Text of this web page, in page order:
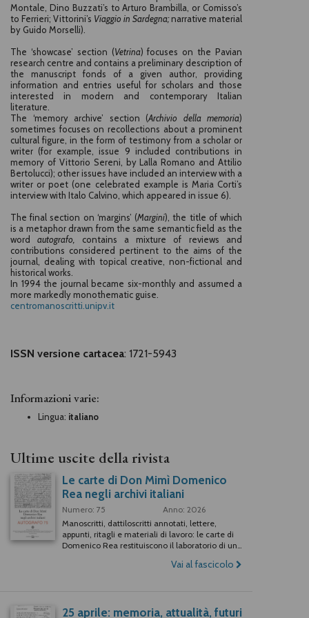
Montale, Dino Buzzati’s to Arturo Brambilla, or Comisso’s
to Ferrieri; Vittorini’s Viaggio in Sardegna;narrative material
by Guido Morselli).
The ‘showcase’ section (Vetrina) focuses on the Pavian
research centre and contains a preliminary description of
the manuscript fonds of a given author, providing
information and entries useful for scholars and those
interested in modern and contemporary Italian
literature.
The ‘memory archive’ section (Archivio della memoria)
sometimes focuses on recollections about a prominent
cultural figure, in the form of testimony from a scholar or
writer (for example, issue 9 included contributions in
memory of Vittorio Sereni, by Lalla Romano and Attilio
Bertolucci); other issues have included an interview with a
writer or poet (one celebrated example is Maria Corti’s
interview with Italo Calvino, which appeared in issue 6).
The final section on ‘margins’ (Margini), the title of which
is a metaphor drawn from the same semantic field as the
wordautografo,
contains a mixture of reviews and
contributions considered pertinent to the aims of the
journal, dealing with topical creative, non-fictional and
historical works.
In 1994 the journal became six-monthly and assumed a
more markedly monothematic guise.
centromanoscritti.unipv.it
ISSN versione cartacea: 1721-5943
Informazioni varie:
Lingua: italiano
Ultime uscite della rivista
Le carte di Don Mimì Domenico
Rea negli archivi italiani
Numero: 75
Anno: 2026
Manoscritti, dattiloscritti annotati, lettere,
appunti, ritagli e materiali di lavoro: le carte di
Domenico Rea restituiscono il laboratorio di uno
italiano. Attraverso i documenti conservati negli
Vieusseux, Fondazione La Quadriennale di
Vai al fascicolo
25 aprile: memoria, attualità, futuri